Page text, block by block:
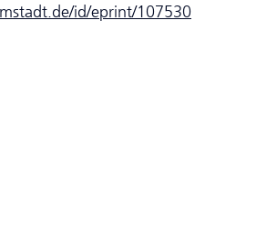
id/eprint/107530